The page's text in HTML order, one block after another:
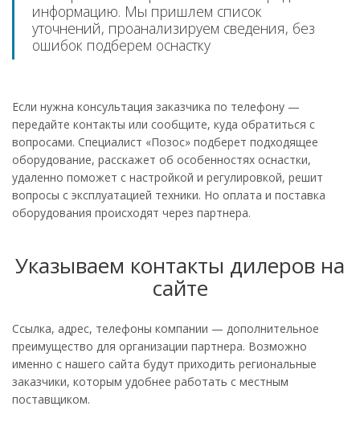
информацию. Мы пришлем список
уточнений, проанализируем сведения, без
ошибок подберем оснастку
Если нужна консультация заказчика по телефону —
передайте контакты или сообщите, куда обратиться с
вопросами. Специалист «Позос» подберет подходящее
оборудование, расскажет об особенностях оснастки,
удаленно поможет с настройкой и регулировкой, решит
вопросы с эксплуатацией техники. Но оплата и поставка
оборудования происходят через партнера.
Указываем контакты дилеров на
сайте
Ссылка, адрес, телефоны компании — дополнительное
преимущество для организации партнера. Возможно
именно с нашего сайта будут приходить региональные
заказчики, которым удобнее работать с местным
поставщиком.